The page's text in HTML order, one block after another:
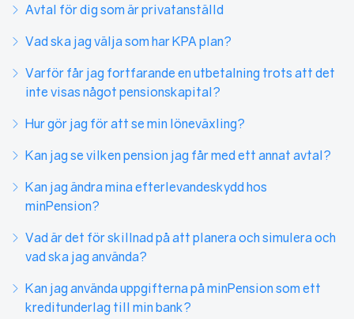
Avtal för dig som är privatanställd
Vad ska jag välja som har KPA plan?
Varför får jag fortfarande en utbetalning trots att det
inte visas något pensionskapital?
Hur gör jag för att se min löneväxling?
Kan jag se vilken pension jag får med ett annat avtal?
Kan jag ändra mina efterlevandeskydd hos
minPension?
Vad är det för skillnad på att planera och simulera och
vad ska jag använda?
Kan jag använda uppgifterna på minPension som ett
kreditunderlag till min bank?